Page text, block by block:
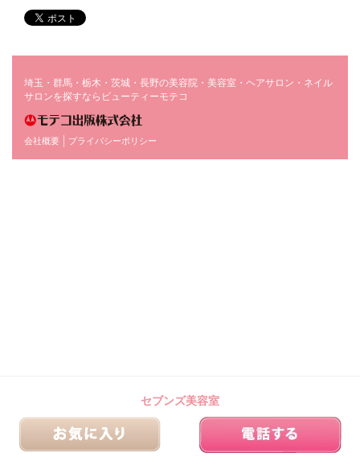
セブンズ美容室
埼玉・群馬・栃木・茨城・長野の美容院・美容室・ヘアサロン・ネイル
サロンを探すならビューティーモテコ
会社概要 プライバシーポリシー